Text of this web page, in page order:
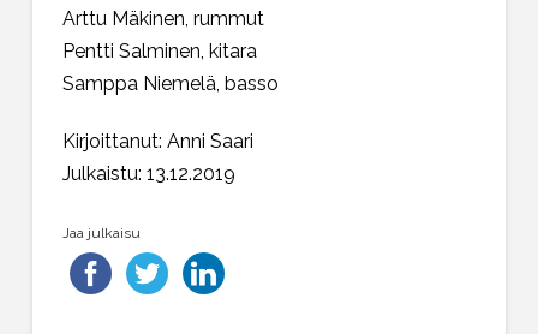
Arttu Mäkinen, rummut
Pentti Salminen, kitara
Samppa Niemelä, basso
Kirjoittanut: Anni Saari
Julkaistu: 13.12.2019
Jaa julkaisu